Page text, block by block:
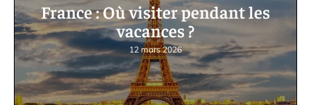
France : Où visiter pendant les
vacances ?
12 mars 2026